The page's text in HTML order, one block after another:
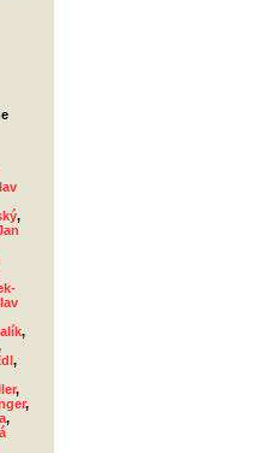
,
,
,
,
,
,